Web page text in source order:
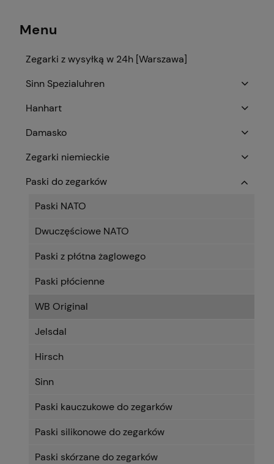
Menu
Zegarki z wysyłką w 24h [Warszawa]
Sinn Spezialuhren
Hanhart
Damasko
Zegarki niemieckie
Paski do zegarków
Paski NATO
Dwuczęściowe NATO
Paski z płótna żaglowego
Paski płócienne
WB Original
Jelsdal
Hirsch
Sinn
Paski kauczukowe do zegarków
Paski silikonowe do zegarków
Paski skórzane do zegarków